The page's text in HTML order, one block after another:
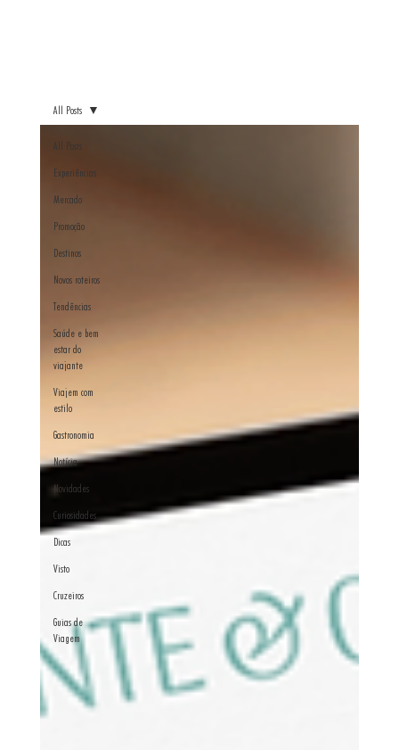
All Posts
Experiências
Mercado
Promoção
Destinos
Novos roteiros
Tendências
Saúde e bem
estar do
viajante
Viajem com
estilo
Gastronomia
Notícia
Novidades
Curiosidades
Dicas
Visto
Cruzeiros
Guias de
Viagem
All Posts